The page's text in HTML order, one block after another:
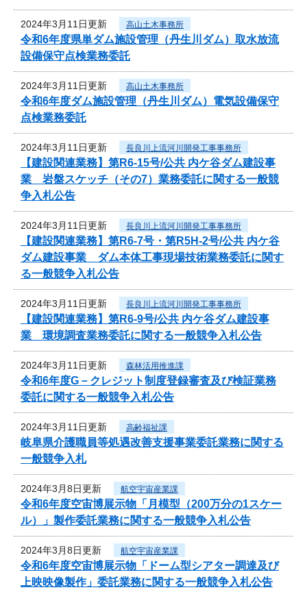
2024年3月11日更新 高山土木事務所
令和6年度県単ダム施設管理（丹生川ダム）取水放流
設備保守点検業務委託
2024年3月11日更新 高山土木事務所
令和6年度ダム施設管理（丹生川ダム）電気設備保守
点検業務委託
2024年3月11日更新 長良川上流河川開発工事事務所
【建設関連業務】第R6-15号/公共 内ケ谷ダム建設事
業 岩盤スケッチ（その7）業務委託に関する一般競
争入札公告
2024年3月11日更新 長良川上流河川開発工事事務所
【建設関連業務】第R6-7号・第R5H-2号/公共 内ケ谷
ダム建設事業 ダム本体工事現場技術業務委託に関す
る一般競争入札公告
2024年3月11日更新 長良川上流河川開発工事事務所
【建設関連業務】第R6-9号/公共 内ケ谷ダム建設事
業 環境調査業務委託に関する一般競争入札公告
2024年3月11日更新 森林活用推進課
令和6年度G－クレジット制度登録審査及び検証業務
委託に関する一般競争入札公告
2024年3月11日更新 高齢福祉課
岐阜県介護職員等処遇改善支援事業委託業務に関する
一般競争入札
2024年3月8日更新 航空宇宙産業課
令和6年度空宙博展示物「月模型（200万分の1スケー
ル）」製作委託業務に関する一般競争入札公告
2024年3月8日更新 航空宇宙産業課
令和6年度空宙博展示物「ドーム型シアター調達及び
上映映像製作」委託業務に関する一般競争入札公告